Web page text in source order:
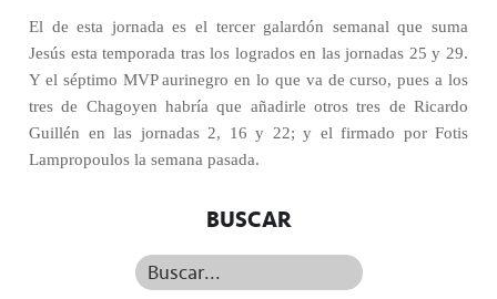
El de esta jornada es el tercer galardón semanal que suma
Jesús esta temporada tras los logrados en las jornadas 25 y 29.
Y el séptimo MVP aurinegro en lo que va de curso, pues a los
tres de Chagoyen habría que añadirle otros tres de Ricardo
Guillén en las jornadas 2, 16 y 22; y el firmado por Fotis
Lampropoulos la semana pasada.
BUSCAR
Buscar...